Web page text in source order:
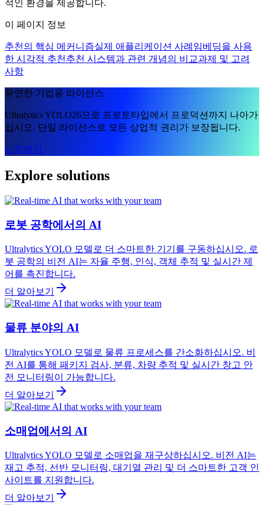
적인 환경을 제공합니다.
이 페이지 정보
추천의 핵심 메커니즘실제 애플리케이션 사례 임베딩을 사용
한 시각적 추천 추천 시스템과 관련 개념의 비교과제 및 고려
사항
유연한 기업용 라이선스
Ultralytics YOLO26으로 프로토타입에서 프로덕션까지 나아가
십시오. 단일 라이선스로 모든 상업적 권리가 보장됩니다.
시작하기
Explore solutions
로봇 공학에서의 AI
Ultralytics YOLO 모델로 더 스마트한 기기를 구동하십시오. 로
봇 공학의 비전 AI는 자율 주행, 인식, 객체 추적 및 실시간 제
어를 촉진합니다.
더 알아보기
물류 분야의 AI
Ultralytics YOLO 모델로 물류 프로세스를 간소화하십시오. 비
전 AI를 통해 패키지 검사, 분류, 차량 추적 및 실시간 창고 안
전 모니터링이 가능합니다.
더 알아보기
소매업에서의 AI
Ultralytics YOLO 모델로 소매업을 재구상하십시오. 비전 AI는
재고 추적, 선반 모니터링, 대기열 관리 및 더 스마트한 고객 인
사이트를 지원합니다.
더 알아보기